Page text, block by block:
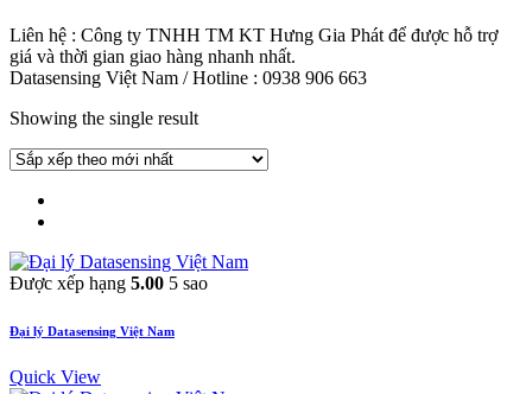
Liên hệ : Công ty TNHH TM KT Hưng Gia Phát để được hỗ trợ
giá và thời gian giao hàng nhanh nhất.
Datasensing Việt Nam / Hotline : 0938 906 663
Showing the single result
Được xếp hạng 5.00 5 sao
Đại lý Datasensing Việt Nam
Quick View